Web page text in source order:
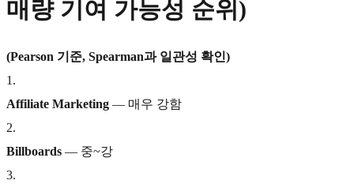
매량 기여 가능성 순위)
(Pearson 기준, Spearman과 일관성 확인)
1 .
Affiliate Marketing — 매우 강함
2.
Billboards — 중~강
3.